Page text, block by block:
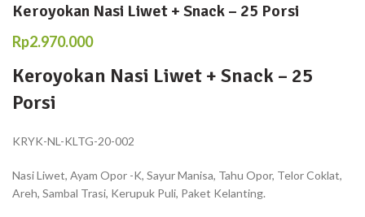
Keroyokan Nasi Liwet + Snack – 25 Porsi
Rp2.970.000
Keroyokan Nasi Liwet + Snack – 25
Porsi
KRYK-NL-KLTG-20-002
Nasi Liwet, Ayam Opor -K, Sayur Manisa, Tahu Opor, Telor Coklat,
Areh, Sambal Trasi, Kerupuk Puli, Paket Kelanting.